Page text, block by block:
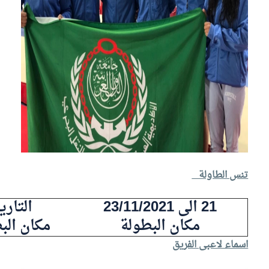
تنس الطاولة
21 الى 23/11/2021
مكان البطولة مكان
اسماء لاعبى الفريق